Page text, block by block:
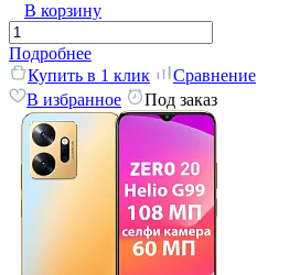
В корзину
Подробнее
Купить в 1 клик
Сравнение
В избранное
Под заказ